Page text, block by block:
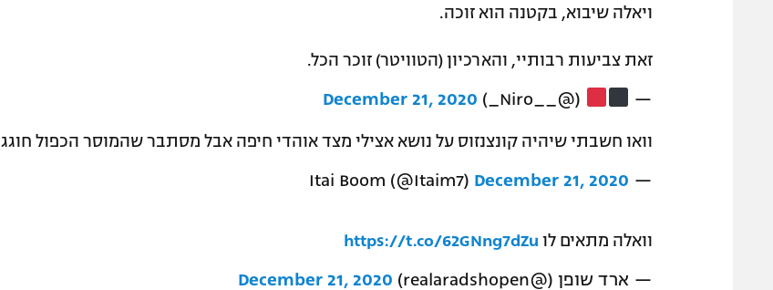
ויאלה שיבוא, בקטנה הוא זוכה.
זאת צביעות רבותיי, והארכיון (הטוויטר) זוכר הכל.
—
(@__Niro_)
December 21, 2020
וואו חשבתי שיהיה קונצנזוס על נושא אצילי מצד אוהדי חיפה אבל מסתבר שהמוסר הכפול חוגג
— Itai Boom (@Itaim7)
December 21, 2020
וואלה מתאים לו https://t.co/62GNng7dZu
— ארד שופן (@realaradshopen) December 21, 2020